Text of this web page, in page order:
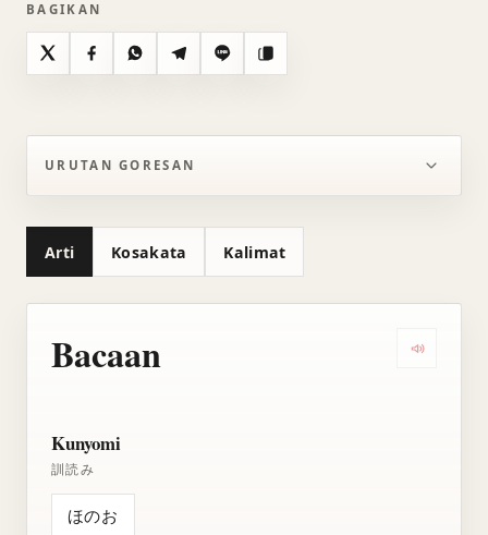
BAGIKAN
X FacebookWhatsAppTelegramLine Salin
URUTAN GORESAN
Arti Kosakata Kalimat
Bacaan
Kunyomi
訓読み
ほのお